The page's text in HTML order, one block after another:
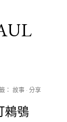
： 故事 分享
鶆鴞